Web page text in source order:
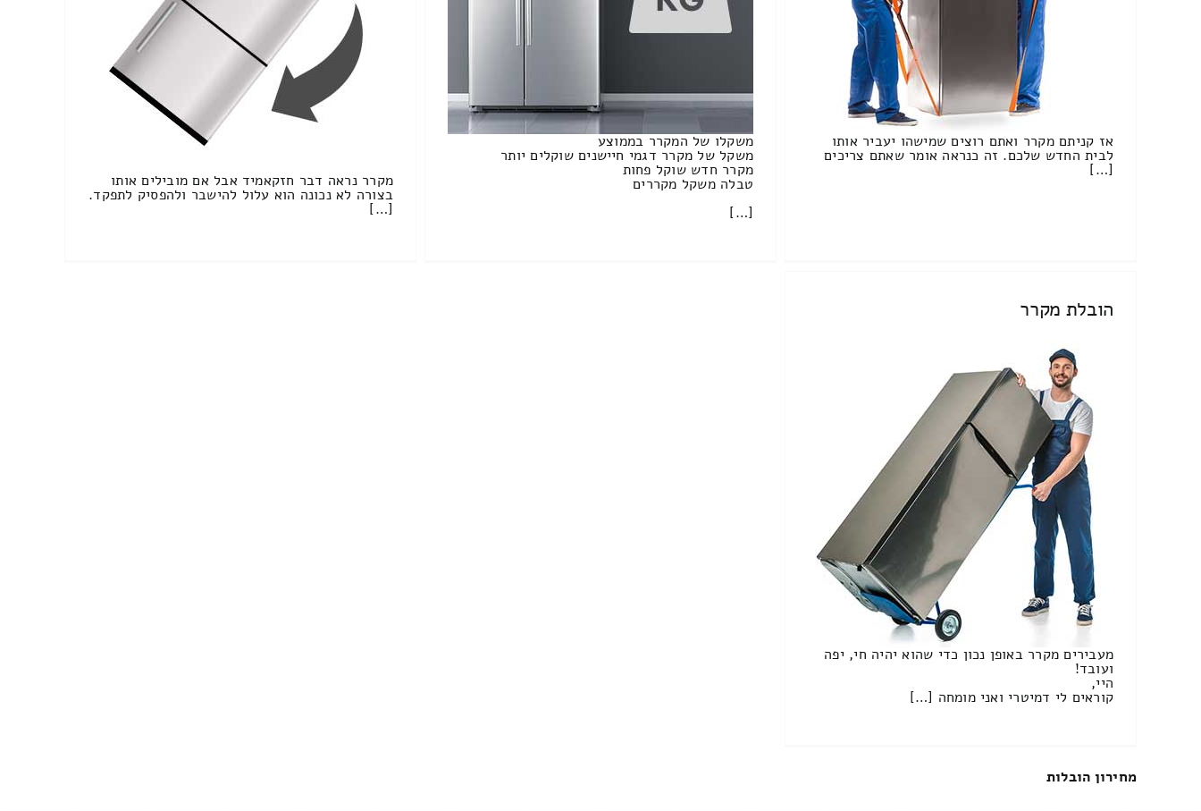
אז קניתם מקרר ואתם רוצים שמישהו יעביר אותו
לבית החדש שלכם. זה כנראה אומר שאתם צריכים
[…]
משקלו של המקרר בממוצע
משקל של מקרר דגמי חיישנים שוקלים יותר
מקרר חדש שוקל פחות
טבלה משקל מקררים
[…]
מקרר נראה דבר חזקאמיד אבל אם מובילים אותו
בצורה לא נכונה הוא עלול להישבר ולהפסיק לתפקד.
[…]
הובלת מקרר
מעבירים מקרר באופן נכון כדי שהוא יהיה חי, יפה
ועובד!
היי,
קוראים לי דמיטרי ואני מומחה […]
מחירון הובלות